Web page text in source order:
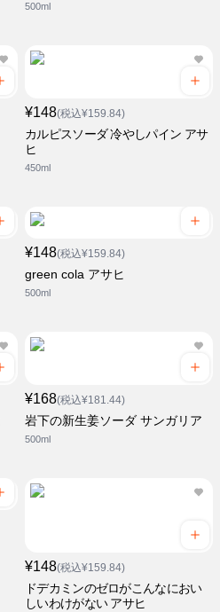
500ml
¥148(税込¥159.84)
カルピスソーダ 冷やしパイン アサ
ヒ
450ml
¥148(税込¥159.84)
green cola アサヒ
500ml
¥168(税込¥181.44)
岩下の新生姜ソーダ サンガリア
500ml
¥148(税込¥159.84)
ドデカミンのゼロがこんなにおい
しいわけがない アサヒ